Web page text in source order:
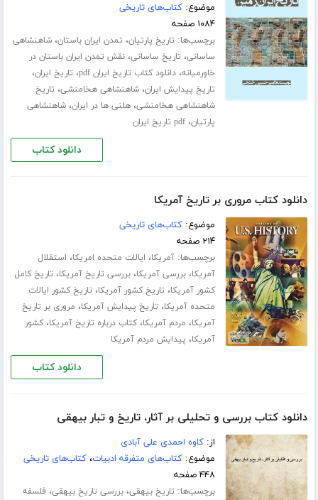
موضوع:کتاب‌های تاریخی
۱۰۸۴ صفحه
برچسب‌ها: تاریخ پارتیان، تمدن ایران باستان،شاهنشاهی
ساسانی، تاریخ ساسانی،نقش تمدن ایران باستان در
خاورمیانه،دانلود کتاب تاریخ ایران pdf ، تاریخ ایران،
تاریخ پیدایش ایران،شاهنشاهی هخامنشی، تاریخ
شاهنشاهی هخامنشی،هلنی ها در ایران،شاهنشاهی
پارتیان،pdf تاریخ ایران
دانلود کتاب
دانلود کتاب مروری بر تاریخ آمریکا
موضوع:کتاب‌های تاریخی
۲۱۴ صفحه
برچسب‌ها:آمریکا، ایالات متحده امریکا، استقلال
آمریکا،بررسی آمریکا،بررسی تاریخ آمریکا، تاریخ کامل
کشور آمریکا، تاریخ کشور آمریکا، تاریخ کشور ایالات
متحده آمریکا، تاریخ پیدایش آمریکا، مروری بر تاریخ
آمریکا، مردم آمریکا،کتاب درباره تاریخ آمریکا،کشور
آمریکا، پیدایش مردم آمریکا
دانلود کتاب
دانلود کتاب بررسى و تحلیلى بر آثار، تاریخ و تبار بیهقی
از:کاوه احمدی علی آبادی
موضوع:کتاب‌های متفرقه ادبیات،کتاب‌های تاریخی
۴۴۸ صفحه
برچسب‌ها: تاریخ بیهقی،بررسی تاریخ بیهقی، فلسفه